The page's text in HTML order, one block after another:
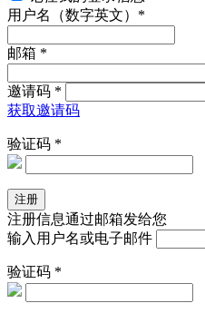
用户名（数字英文）*
邮箱 *
邀请码 *
获取邀请码
验证码 *
注册信息通过邮箱发给您
输入用户名或电子邮件
验证码 *